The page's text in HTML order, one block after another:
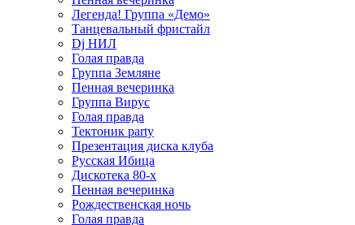
Легенда! Группа «Демо»
Танцевальный фристайл
Dj НИЛ
Голая правда
Группа Земляне
Пенная вечеринка
Группа Вирус
Голая правда
Тектоник party
Презентация диска клуба
Русская Ибица
Дискотека 80-х
Пенная вечеринка
Рождественская ночь
Голая правда